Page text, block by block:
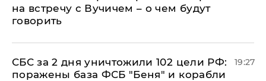
на встречу с Вучичем – о чем будут
говорить
СБС за 2 дня уничтожили 102 цели РФ:
поражены база ФСБ "Беня" и корабли
19:27